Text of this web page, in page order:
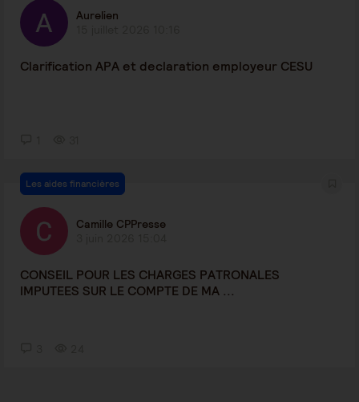
Aurelien
Clarification APA et declaration employeur CESU
Les aides financières
Camille CPPresse
CONSEIL POUR LES CHARGES PATRONALES
IMPUTEES SUR LE COMPTE DE MA ...